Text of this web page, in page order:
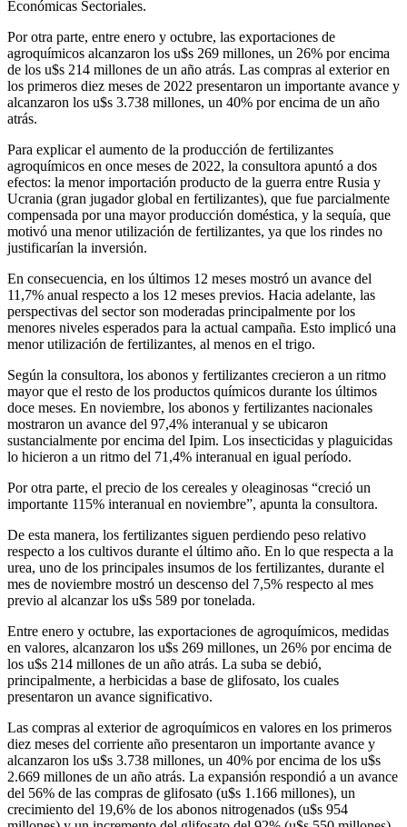
Económicas Sectoriales.
Por otra parte, entre enero y octubre, las exportaciones de
agroquímicos alcanzaron los u$s 269 millones, un 26% por encima
de los u$s 214 millones de un año atrás. Las compras al exterior en
los primeros diez meses de 2022 presentaron un importante avance y
alcanzaron los u$s 3.738 millones, un 40% por encima de un año
atrás.
Para explicar el aumento de la producción de fertilizantes
agroquímicos en once meses de 2022, la consultora apuntó a dos
efectos: la menor importación producto de la guerra entre Rusia y
Ucrania (gran jugador global en fertilizantes), que fue parcialmente
compensada por una mayor producción doméstica, y la sequía, que
motivó una menor utilización de fertilizantes, ya que los rindes no
justificarían la inversión.
En consecuencia, en los últimos 12 meses mostró un avance del
11,7% anual respecto a los 12 meses previos. Hacia adelante, las
perspectivas del sector son moderadas principalmente por los
menores niveles esperados para la actual campaña. Esto implicó una
menor utilización de fertilizantes, al menos en el trigo.
Según la consultora, los abonos y fertilizantes crecieron a un ritmo
mayor que el resto de los productos químicos durante los últimos
doce meses. En noviembre, los abonos y fertilizantes nacionales
mostraron un avance del 97,4% interanual y se ubicaron
sustancialmente por encima del Ipim. Los insecticidas y plaguicidas
lo hicieron a un ritmo del 71,4% interanual en igual período.
Por otra parte, el precio de los cereales y oleaginosas “creció un
importante 115% interanual en noviembre”, apunta la consultora.
De esta manera, los fertilizantes siguen perdiendo peso relativo
respecto a los cultivos durante el último año. En lo que respecta a la
urea, uno de los principales insumos de los fertilizantes, durante el
mes de noviembre mostró un descenso del 7,5% respecto al mes
previo al alcanzar los u$s 589 por tonelada.
Entre enero y octubre, las exportaciones de agroquímicos, medidas
en valores, alcanzaron los u$s 269 millones, un 26% por encima de
los u$s 214 millones de un año atrás. La suba se debió,
principalmente, a herbicidas a base de glifosato, los cuales
presentaron un avance significativo.
Las compras al exterior de agroquímicos en valores en los primeros
diez meses del corriente año presentaron un importante avance y
alcanzaron los u$s 3.738 millones, un 40% por encima de los u$s
2.669 millones de un año atrás. La expansión respondió a un avance
del 56% de las compras de glifosato (u$s 1.166 millones), un
crecimiento del 19,6% de los abonos nitrogenados (u$s 954